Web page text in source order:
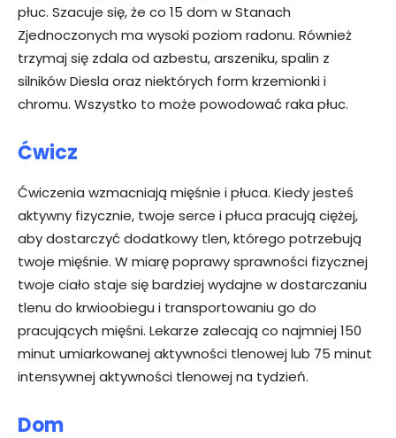
płuc. Szacuje się, że co 15 dom w Stanach
Zjednoczonych ma wysoki poziom radonu. Również
trzymaj się zdala od azbestu, arszeniku, spalin z
silników Diesla oraz niektórych form krzemionki i
chromu. Wszystko to może powodować raka płuc.
Ćwicz
Ćwiczenia wzmacniają mięśnie i płuca. Kiedy jesteś
aktywny fizycznie, twoje serce i płuca pracują ciężej,
aby dostarczyć dodatkowy tlen, którego potrzebują
twoje mięśnie. W miarę poprawy sprawności fizycznej
twoje ciało staje się bardziej wydajne w dostarczaniu
tlenu do krwioobiegu i transportowaniu go do
pracujących mięśni. Lekarze zalecają co najmniej 150
minut umiarkowanej aktywności tlenowej lub 75 minut
intensywnej aktywności tlenowej na tydzień.
Dom